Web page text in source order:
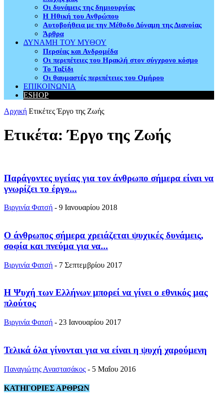
Οι δυνάμεις της δημιουργίας
Η Ηθική του Ανθρώπου
Αυτοβοήθεια με την Μέθοδο Δύναμη της Διανοίας
Άρθρα
ΔΥΝΑΜΗ ΤΟΥ ΜΥΘΟΥ
Περσέας και Ανδρομέδα
Οι περιπέτειες του Ηρακλή στον σύγχρονο κόσμο
Το Ταξίδι
Οι θαυμαστές περιπέτειες του Ομήρου
ΕΠΙΚΟΙΝΩΝΙΑ
ESHOP
Αρχική Ετικέτες Έργο της Ζωής
Ετικέτα: Έργο της Ζωής
Παράγοντες υγείας για τον άνθρωπο σήμερα είναι να
γνωρίζει το έργο...
Βιργινία Φατσή - 9 Ιανουαρίου 2018
Ο άνθρωπος σήμερα χρειάζεται ψυχικές δυνάμεις,
σοφία και πνεύμα για να...
Βιργινία Φατσή - 7 Σεπτεμβρίου 2017
Η Ψυχή των Ελλήνων μπορεί να γίνει ο εθνικός μας
πλούτος
Βιργινία Φατσή - 23 Ιανουαρίου 2017
Τελικά όλα γίνονται για να είναι η ψυχή χαρούμενη
Παναγιώτης Αναστασάκος - 5 Μαΐου 2016
ΚΑΤΗΓΟΡΙΕΣ ΑΡΘΡΩΝ